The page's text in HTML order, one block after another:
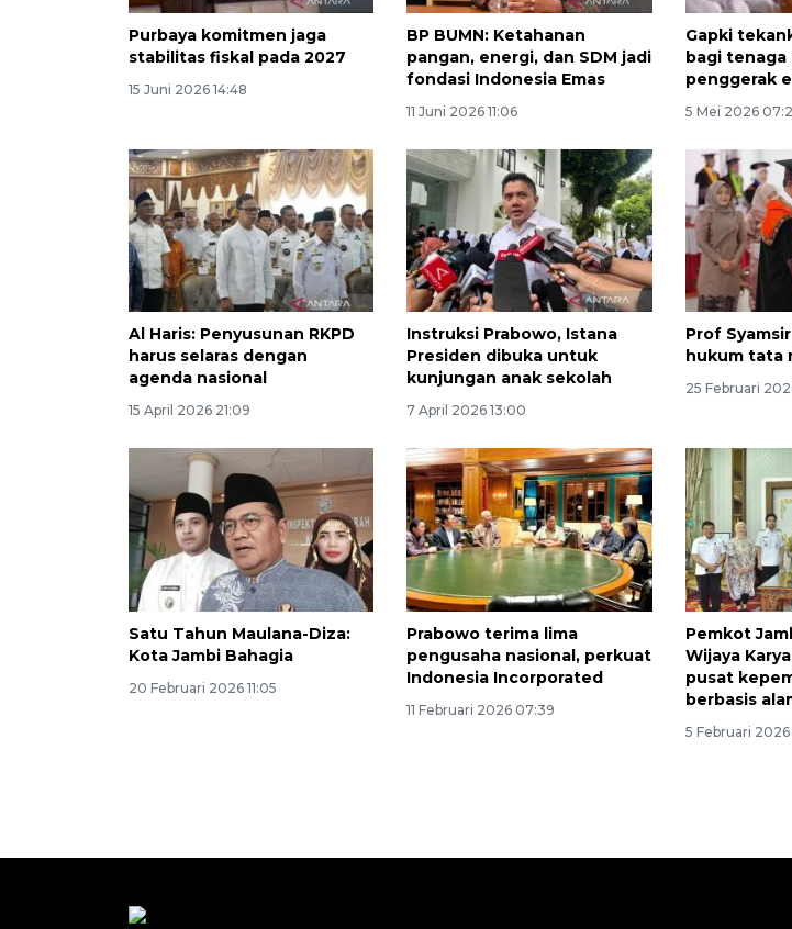
Purbaya komitmen jaga
stabilitas fiskal pada 2027
15 Juni 2026 14:48
BP BUMN: Ketahanan
pangan, energi, dan SDM jadi
fondasi Indonesia Emas
11 Juni 2026 11:06
Gapki
bagi tenaga
penggerak
5 Mei 2026
Al Haris: Penyusunan RKPD
harus selaras dengan
agenda nasional
15 April 2026 21:09
Instruksi Prabowo, Istana
Presiden dibuka untuk
kunjungan anak sekolah
7 April 2026 13:00
Prof
hukum tata
25 Februari
Satu Tahun Maulana-Diza:
Kota Jambi Bahagia
20 Februari 2026 11:05
Prabowo terima lima
pengusaha nasional, perkuat
Indonesia Incorporated
11 Februari 2026 07:39
Pemkot
Wijaya
pusat
berbasis
5 Februari 2026
Sinyal positif
Indonesia
2026-08-05 15:00:00